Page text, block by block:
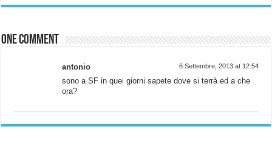
One comment
antonio 6 Settembre, 2013 at 12:54
sono a SF in quei giorni sapete dove si terrà ed a che
ora?